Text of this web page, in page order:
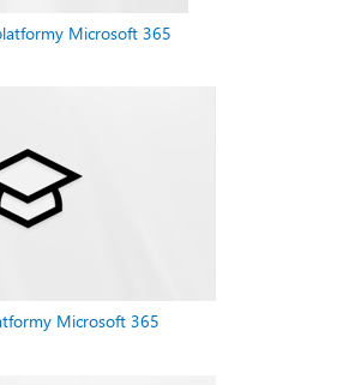
Microsoft 365
Microsoft 365